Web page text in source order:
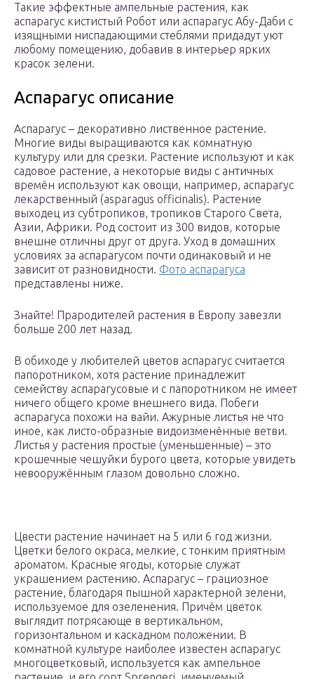
Такие эффектные ампельные растения, как
аспарагус кистистый Робот или аспарагус Абу-Даби с
изящными ниспадающими стеблями придадут уют
любому помещению, добавив в интерьер ярких
красок зелени.
Аспарагус описание
Аспарагус – декоративно лиственное растение.
Многие виды выращиваются как комнатную
культуру или для срезки. Растение используют и как
садовое растение, а некоторые виды с античных
времён используют как овощи, например, аспарагус
лекарственный (asparagus officinalis). Растение
выходец из субтропиков, тропиков Старого Света,
Азии, Африки. Род состоит из 300 видов, которые
внешне отличны друг от друга. Уход в домашних
условиях за аспарагусом почти одинаковый и не
зависит от разновидности. Фото аспарагуса
представлены ниже.
Знайте! Прародителей растения в Европу завезли
больше 200 лет назад.
В обиходе у любителей цветов аспарагус считается
папоротником, хотя растение принадлежит
семейству аспарагусовые и с папоротником не имеет
ничего общего кроме внешнего вида. Побеги
аспарагуса похожи на вайи. Ажурные листья не что
иное, как листо-образные видоизменённые ветви.
Листья у растения простые (уменьшенные) – это
крошечные чешуйки бурого цвета, которые увидеть
невооружённым глазом довольно сложно.
Цвести растение начинает на 5 или 6 год жизни.
Цветки белого окраса, мелкие, с тонким приятным
ароматом. Красные ягоды, которые служат
украшением растению. Аспарагус – грациозное
растение, благодаря пышной характерной зелени,
используемое для озеленения. Причём цветок
выглядит потрясающе в вертикальном,
горизонтальном и каскадном положении. В
комнатной культуре наиболее известен аспарагус
многоцветковый, используется как ампельное